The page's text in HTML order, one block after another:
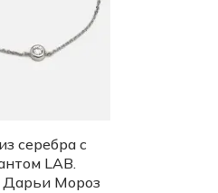
серебра с
LAB.
Дарьи Мороз